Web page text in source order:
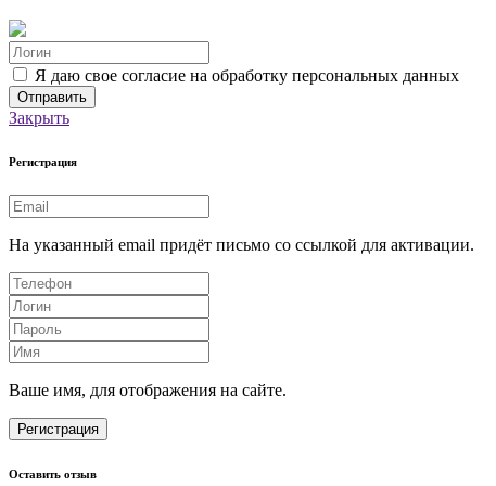
Я даю свое согласие на обработку персональных данных
Закрыть
Регистрация
На указанный email придёт письмо со ссылкой для активации.
Ваше имя, для отображения на сайте.
Регистрация
Оставить отзыв